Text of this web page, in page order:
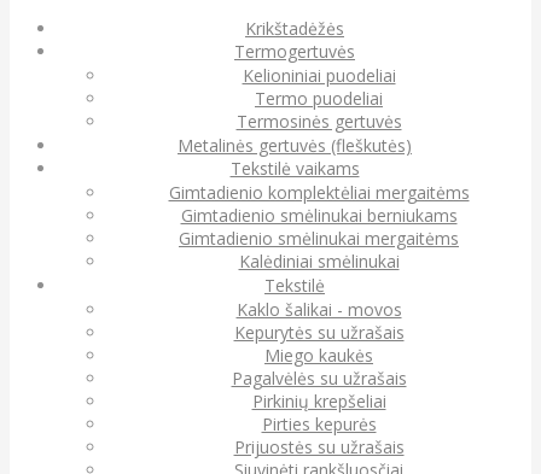
Krikštadėžės
Termogertuvės
Kelioniniai puodeliai
Termo puodeliai
Termosinės gertuvės
Metalinės gertuvės (fleškutės)
Tekstilė vaikams
Gimtadienio komplektėliai mergaitėms
Gimtadienio smėlinukai berniukams
Gimtadienio smėlinukai mergaitėms
Kalėdiniai smėlinukai
Tekstilė
Kaklo šalikai - movos
Kepurytės su užrašais
Miego kaukės
Pagalvėlės su užrašais
Pirkinių krepšeliai
Pirties kepurės
Prijuostės su užrašais
Siuvinėti rankšluosčiai